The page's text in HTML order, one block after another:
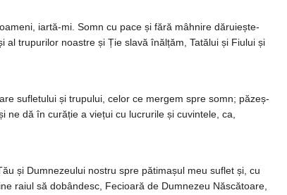
iartă-mi. Somn cu pace și fără mâhnire dăruiește-
tru­purilor noastre și Ție slavă înăl­țăm, Ta­tălui și Fiului și
sufletului și tru­pu­lui, celor ce mer­gem spre somn; pă­zeș­
ne dă în curăție a viețui cu lu­cru­rile și cu­vin­tele, ca,
și Dum­nezeului nostru spre pătimașul meu suflet și, cu
raiul să dobândesc, Fecioa­ră de Dum­nezeu Năs­­cătoare,